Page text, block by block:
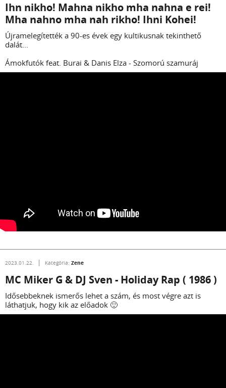
Ihn nikho! Mahna nikho mha nahna e rei!
Mha nahno mha nah rikho! Ihni Kohei!
Újramelegítették a 90-es évek egy kultikusnak tekinthető
dalát...
Ámokfutók feat. Burai & Danis Elza - Szomorú szamuráj
2023.01.22. Kategória: Zene
MC Miker G & DJ Sven - Holiday Rap ( 1986 )
Idősebbeknek ismerős lehet a szám, és most végre azt is
láthatjuk, hogy kik az előadok 🙂